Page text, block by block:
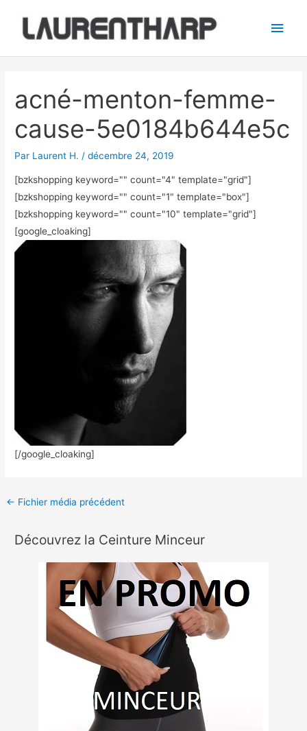
contenu
acné-menton-femme-
cause-5e0184b644e5c
Par Laurent H. /décembre 24, 2019
[bzkshopping keyword="" count="4" template="grid"]
[bzkshopping keyword="" count="1" template="box"]
[bzkshopping keyword="" count="10" template="grid"]
[google_cloaking]
[/google_cloaking]
articles
← Fichier média précédent
Découvrez la Ceinture Minceur